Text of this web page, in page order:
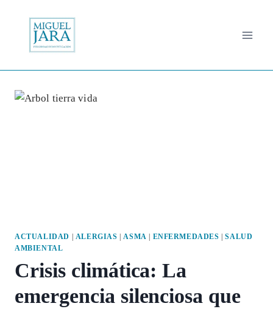
contenido
ACTUALIDAD ALERGIAS |ASMA ENFERMEDADES |SALUD
AMBIENTAL
Crisis climática: La
emergencia silenciosa que